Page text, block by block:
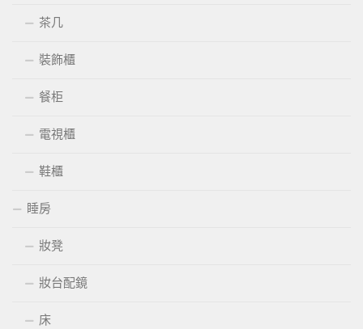
茶几
裝飾櫃
餐柜
電視櫃
鞋櫃
睡房
妝凳
妝台配鏡
床